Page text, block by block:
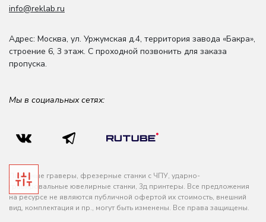
info@reklab.ru
Адрес: Москва, ул. Уржумская д.4, территория завода «Бакра»,
строение 6, 3 этаж. С проходной позвонить для заказа
пропуска.
Мы в социальных сетях:
Лазерные граверы, фрезерные станки с ЧПУ, ударно-
гравировальные ювелирные станки, 3д принтеры. Все предложения
на ресурсе не являются публичной офертой их стоимость, внешний
вид, комплектация и пр., могут быть изменены. Все права защищены.